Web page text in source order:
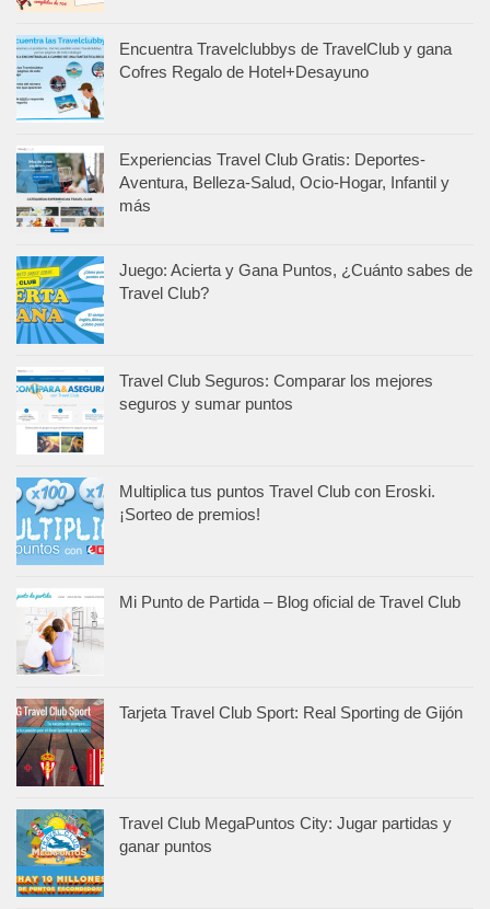
Encuentra Travelclubbys de TravelClub y gana
Cofres Regalo de Hotel+Desayuno
Experiencias Travel Club Gratis: Deportes-
Aventura, Belleza-Salud, Ocio-Hogar, Infantil y
más
Juego: Acierta y Gana Puntos, ¿Cuánto sabes de
Travel Club?
Travel Club Seguros: Comparar los mejores
seguros y sumar puntos
Multiplica tus puntos Travel Club con Eroski.
¡Sorteo de premios!
Mi Punto de Partida – Blog oficial de Travel Club
Tarjeta Travel Club Sport: Real Sporting de Gijón
Travel Club MegaPuntos City: Jugar partidas y
ganar puntos